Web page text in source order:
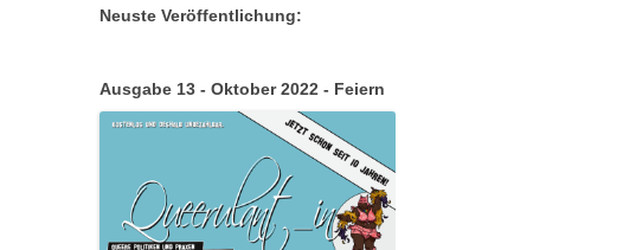
Neuste Veröffentlichung:
Ausgabe 13 - Oktober 2022 - Feiern